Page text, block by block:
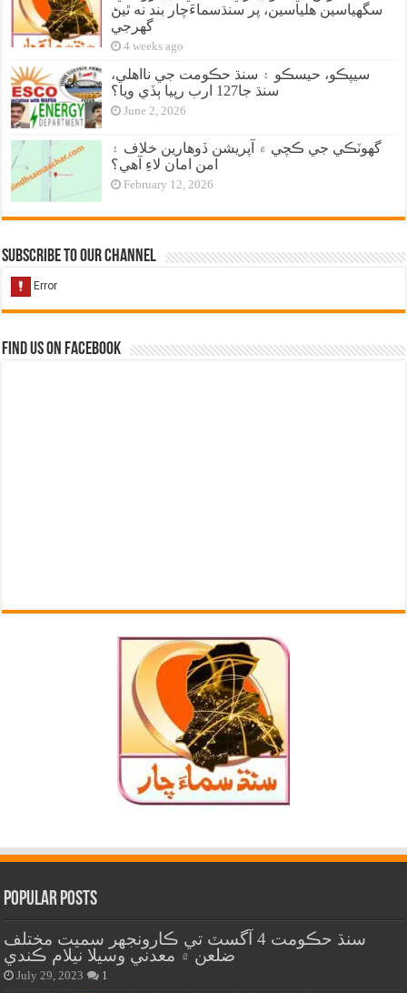
سگهياسين هلياسين، پر سنڌسماءَچار بند نه ٿيڻ
گهرجي
4 weeks ago
سيپڪو، حيسڪو ۽ سنڌ حڪومت جي نااهلي،
سنڌ جا127 ارب رپيا ٻڏي ويا؟
June 2, 2026
گهوٽڪي جي ڪچي ۾ آپريشن ڏوهارين خلاف ۽
امن امان لاءِ آهي؟
February 12, 2026
Subscribe to our Channel
Find us on Facebook
Popular Posts
سنڌ حڪومت 4 آگسٽ تي ڪارونجهر سميت مختلف
ضلعن ۾ معدني وسيلا نيلام ڪندي
July 29, 2023 1